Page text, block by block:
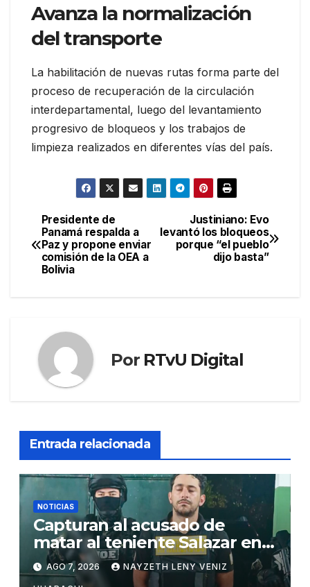
Avanza la normalización
del transporte
La habilitación de nuevas rutas forma parte del
proceso de recuperación de la circulación
interdepartamental, luego del levantamiento
progresivo de bloqueos y los trabajos de
limpieza realizados en diferentes vías del país.
Navegación
de
Justiniano: Evo
levantó los bloqueos
porque “el pueblo
dijo basta”
Presidente de
Panamá respalda a
Paz y propone enviar
comisión de la OEA a
Bolivia
Por RTvU Digital
Entrada relacionada
NOTICIAS
Capturan al acusado de
matar al teniente Salazar en
San Matías
AGO 7, 2026 NAYZETH LENY VENIZ